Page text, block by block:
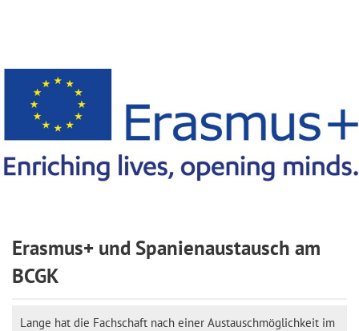
Erasmus+ und Spanienaustausch am
BCGK
Lange hat die Fachschaft nach einer Austauschmöglichkeit im